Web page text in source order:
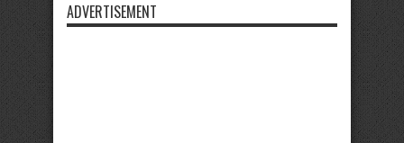
ADVERTISEMENT